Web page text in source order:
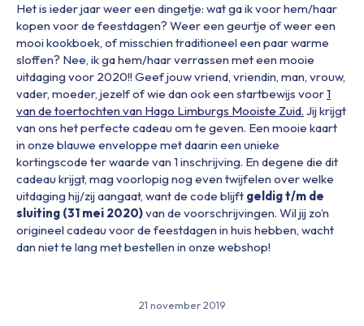
Het is ieder jaar weer een dingetje: wat ga ik voor hem/haar
kopen voor de feestdagen? Weer een geurtje of weer een
mooi kookboek, of misschien traditioneel een paar warme
sloffen? Nee, ik ga hem/haar verrassen met een mooie
uitdaging voor 2020!! Geef jouw vriend, vriendin, man, vrouw,
vader, moeder, jezelf of wie dan ook een startbewijs voor1
van de toertochten van Hago Limburgs Mooiste Zuid. Jij krijgt
van ons het perfecte cadeau om te geven. Een mooie kaart
in onze blauwe enveloppe met daarin een unieke
kortingscode ter waarde van 1 inschrijving. En degene die dit
cadeau krijgt, mag voorlopig nog even twijfelen over welke
uitdaging hij/zij aangaat, want de code blijft geldig t/m de
sluiting (31 mei 2020)van de voorschrijvingen. Wil jij zo’n
origineel cadeau voor de feestdagen in huis hebben, wacht
dan niet te lang met bestellen in onze webshop!
21 november 2019